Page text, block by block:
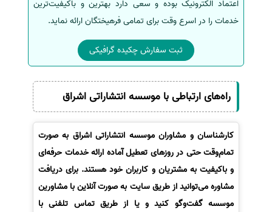
اعتماد الکترونیک بوده و سعی دارد بهترین و باکیفیت‌ترین
خدمات را در اسرع وقت برای تمامی فرهیختگان ارائه نماید.
ثبت سفارش چکیده گرافیکی
راه‌های ارتباطی با موسسه انتشاراتی اشراق
کارشناسان و مشاوران موسسه انتشاراتی اشراق به صورت
تمام‌وقت حتی در روزهای تعطیل آماده ارائه خدمات حرفه‌ای
و باکیفیت به مشتریان و کاربران خود هستند. برای دریافت
مشاوره می‌توانید از طریق سایت به صورت آنلاین با مشاورین
موسسه گفت‌وگو کنید و یا از طریق تماس تلفنی با